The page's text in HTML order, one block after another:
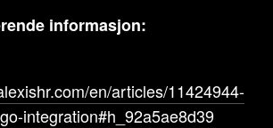
informasjon:
en/articles/11424944-
integration#h_92a5ae8d39